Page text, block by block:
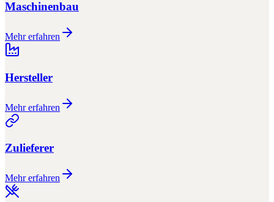
Maschinenbau
Mehr erfahren
Hersteller
Mehr erfahren
Zulieferer
Mehr erfahren